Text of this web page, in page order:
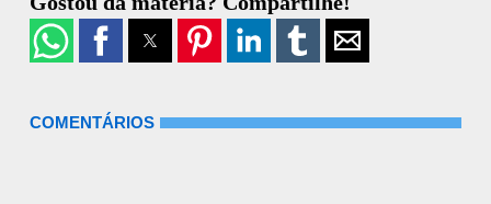
COMENTÁRIOS